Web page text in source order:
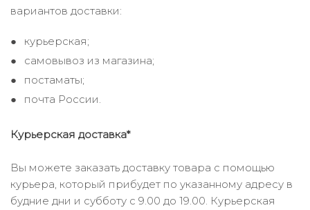
вариантов доставки:
курьерская;
самовывоз из магазина;
постаматы;
почта России.
Курьерская доставка*
Вы можете заказать доставку товара с помощью
курьера, который прибудет по указанному адресу в
будние дни и субботу с 9.00 до 19.00. Курьерская